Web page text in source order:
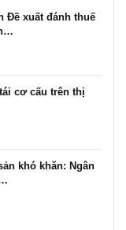
Đề xuất đánh thuế
cơ cấu trên thị
khó khăn: Ngân